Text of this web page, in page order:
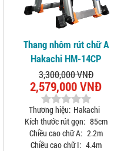
Thang nhôm rút chữ A
Hakachi HM-14CP
3,300,000 VNĐ
2,579,000 VNĐ
Thương hiệu: Hakachi
Kích thước rút gọn: 85cm
Chiều cao chữ A: 2.2m
Chiều cao chữ I: 4.4m